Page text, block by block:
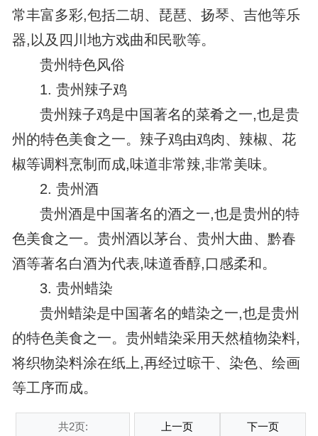
常丰富多彩,包括二胡、琵琶、扬琴、吉他等乐
器,以及四川地方戏曲和民歌等。
贵州特色风俗
1. 贵州辣子鸡
贵州辣子鸡是中国著名的菜肴之一,也是贵
州的特色美食之一。辣子鸡由鸡肉、辣椒、花
椒等调料烹制而成,味道非常辣,非常美味。
2. 贵州酒
贵州酒是中国著名的酒之一,也是贵州的特
色美食之一。贵州酒以茅台、贵州大曲、黔春
酒等著名白酒为代表,味道香醇,口感柔和。
3. 贵州蜡染
贵州蜡染是中国著名的蜡染之一,也是贵州
的特色美食之一。贵州蜡染采用天然植物染料,
将织物染料涂在纸上,再经过晾干、染色、绘画
等工序而成。
共2页: 上一页 下一页